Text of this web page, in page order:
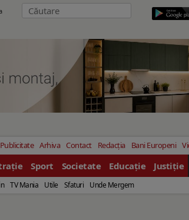
Publicitate Arhiva Contact Redacția Bani Europeni
Sport Societate Educație Justiție
TV Mania Utile Sfaturi Unde Mergem